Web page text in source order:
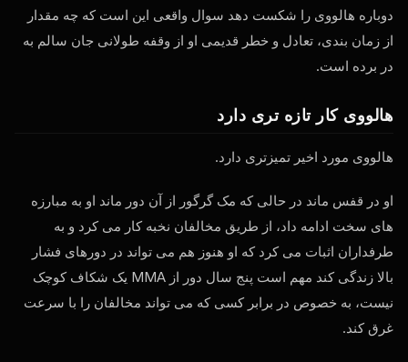
دوباره هالووی را شکست دهد سوال واقعی این است که چه مقدار
از زمان بندی، تعادل و خطر قدیمی او از وقفه طولانی جان سالم به
در برده است.
هالووی کار تازه تری دارد
هالووی مورد اخیر تمیزتری دارد.
او در قفس ماند در حالی که مک گرگور از آن دور ماند او به مبارزه
های سخت ادامه داد، از طریق مخالفان نخبه کار می کرد و به
طرفداران اثبات می کرد که او هنوز هم می تواند در دورهای فشار
بالا زندگی کند مهم است پنج سال دور از MMA یک شکاف کوچک
نیست، به خصوص در برابر کسی که می تواند مخالفان را با سرعت
غرق کند.